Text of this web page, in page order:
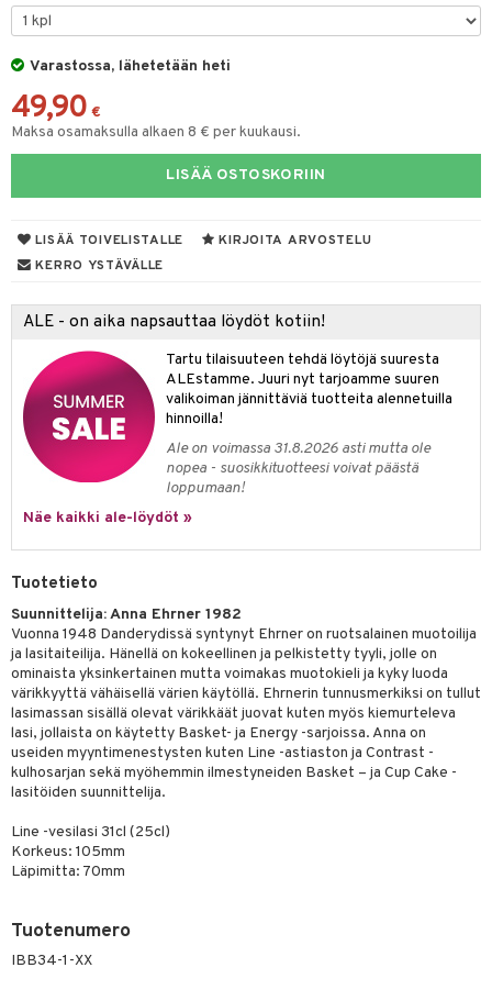
Varastossa, lähetetään heti
49,90 €
Maksa osamaksulla alkaen 8 € per kuukausi.
LISÄÄ OSTOSKORIIN
LISÄÄ TOIVELISTALLE
KIRJOITA ARVOSTELU
KERRO YSTÄVÄLLE
ALE - on aika napsauttaa löydöt kotiin!
Tartu tilaisuuteen tehdä löytöjä suuresta
ALEstamme. Juuri nyt tarjoamme suuren
valikoiman jännittäviä tuotteita alennetuilla
hinnoilla!
Ale on voimassa 31.8.2026 asti mutta ole
nopea - suosikkituotteesi voivat päästä
loppumaan!
Näe kaikki ale-löydöt »
Tuotetieto
Suunnittelija: Anna Ehrner 1982
Vuonna 1948 Danderydissä syntynyt Ehrner on ruotsalainen muotoilija
ja lasitaiteilija. Hänellä on kokeellinen ja pelkistetty tyyli, jolle on
ominaista yksinkertainen mutta voimakas muotokieli ja kyky luoda
värikkyyttä vähäisellä värien käytöllä. Ehrnerin tunnusmerkiksi on tullut
lasimassan sisällä olevat värikkäät juovat kuten myös kiemurteleva
lasi, jollaista on käytetty Basket- ja Energy -sarjoissa. Anna on
useiden myyntimenestysten kuten Line -astiaston ja Contrast -
kulhosarjan sekä myöhemmin ilmestyneiden Basket – ja Cup Cake -
lasitöiden suunnittelija.
Line -vesilasi 31cl (25cl)
Korkeus: 105mm
Läpimitta: 70mm
Tuotenumero
IBB34-1-XX
Maustemyllyt
/ Outdoor
& Vihannesveitset
sisustus
tarvikkeita
koristelu
säilytys
tekstiilit
& Tyynyliinat
& Peitot
& Koukut
& Korit
& Veistokset
Art
& Lyhdyt
& Hyllyt
& Koukut
& Korit
tekstiilit
tekstiilit
tekstiilit
& Tyynyliinat
& Peitot
hyönteissuoja
ruokinta
& Lyhdyt
& vastauksia